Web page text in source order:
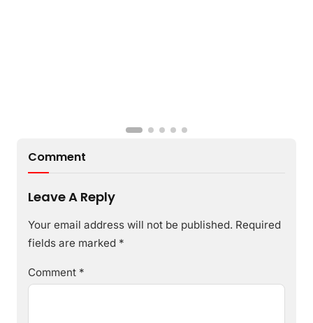
Comment
Leave A Reply
Your email address will not be published. Required
fields are marked *
Comment *